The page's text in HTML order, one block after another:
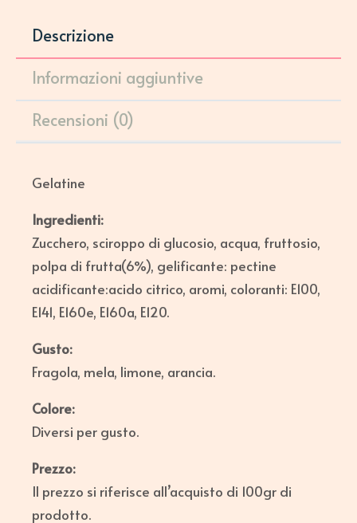
Descrizione
Informazioni aggiuntive
Recensioni (0)
Gelatine
Ingredienti:
Zucchero, sciroppo di glucosio, acqua, fruttosio,
polpa di frutta(6%), gelificante: pectine
acidificante:acido citrico, aromi, coloranti: E100,
E141, E160e, E160a, E120.
Gusto:
Fragola, mela, limone, arancia.
Colore:
Diversi per gusto.
Prezzo:
Il prezzo si riferisce all’acquisto di 100gr di
prodotto.